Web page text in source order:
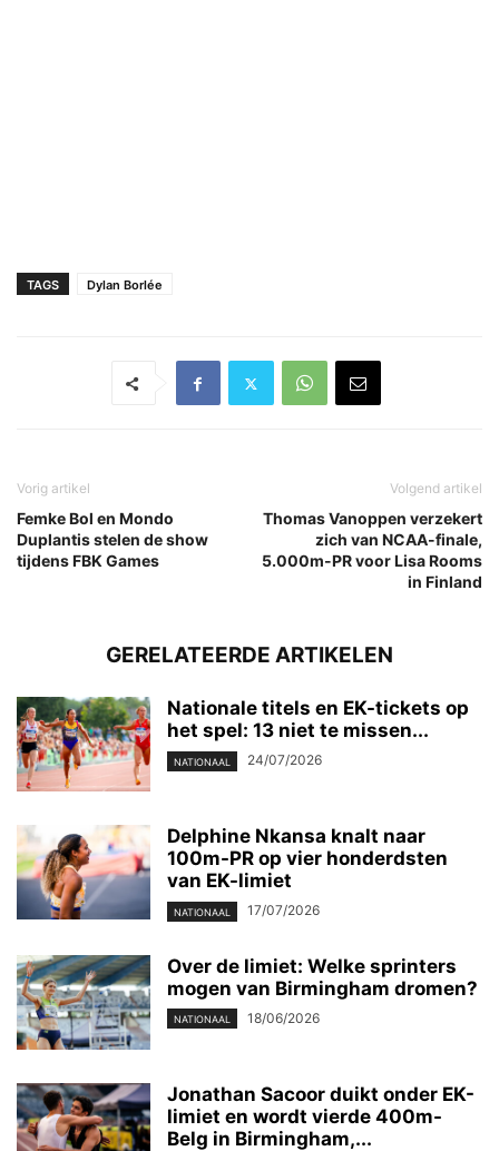
TAGS Dylan Borlée
Vorig artikel
Femke Bol en Mondo
Duplantis stelen de show
tijdens FBK Games
Volgend artikel
Thomas Vanoppen verzekert
zich van NCAA-finale,
5.000m-PR voor Lisa Rooms
in Finland
GERELATEERDE ARTIKELEN
Nationale titels en EK-tickets op
het spel: 13 niet te missen...
NATIONAAL 24/07/2026
Delphine Nkansa knalt naar
100m-PR op vier honderdsten
van EK-limiet
NATIONAAL 17/07/2026
Over de limiet: Welke sprinters
mogen van Birmingham dromen?
NATIONAAL 18/06/2026
Jonathan Sacoor duikt onder EK-
limiet en wordt vierde 400m-
Belg in Birmingham,...